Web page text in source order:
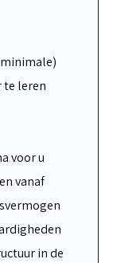
te leren
voor u
vanaf
in de